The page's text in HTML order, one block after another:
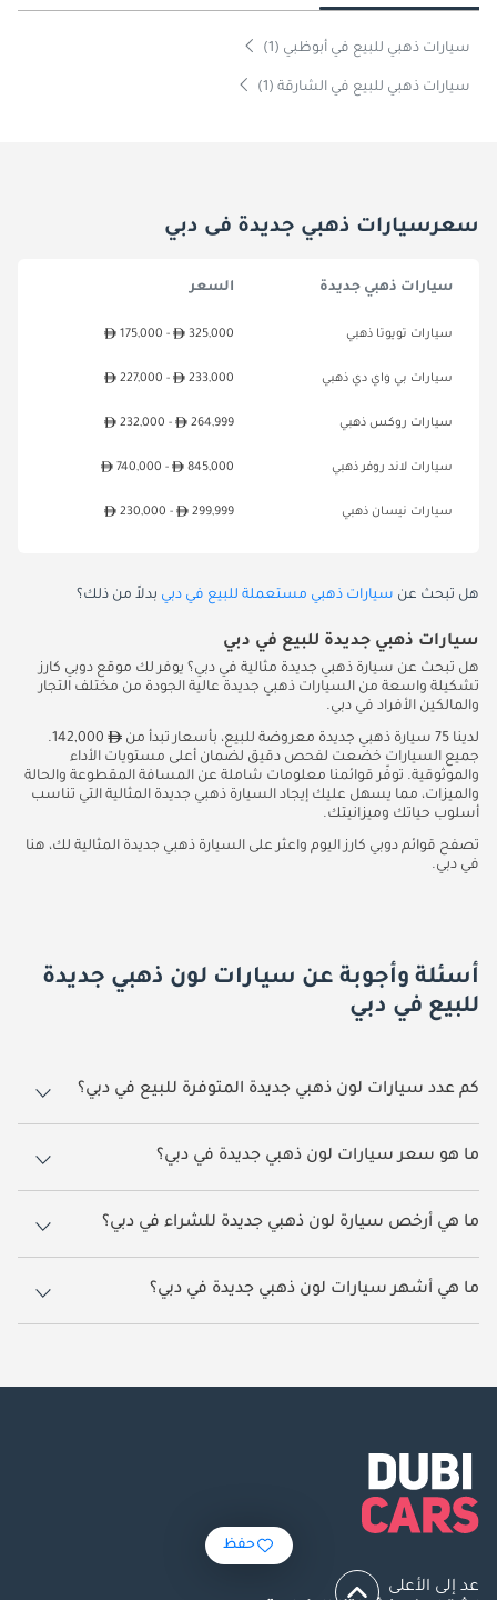
سيارات ذهبي للبيع في أبوظبي (1)
سيارات ذهبي للبيع في الشارقة (1)
سعرسيارات ذهبي جديدة فى دبي
سيارات ذهبي جديدة السعر
سيارات تويوتا ذهبي 175,000 - 325,000
سيارات بي واي دي ذهبي 227,000 - 233,000
سيارات روكس ذهبي 232,000 - 264,999
سيارات لاند روفر ذهبي 740,000 - 845,000
سيارات نيسان ذهبي 230,000 - 299,999
هل تبحث عن سيارات ذهبي مستعملة للبيع في دبي بدلاً من ذلك؟
سيارات ذهبي جديدة للبيع في دبي
هل تبحث عن سيارة ذهبي جديدة مثالية في دبي؟ يوفر لك موقع دوبي كارز
تشكيلة واسعة من السيارات ذهبي جديدة عالية الجودة من مختلف التجار
والمالكين الأفراد في دبي.
لدينا 75 سيارة ذهبي جديدة معروضة للبيع، بأسعار تبدأ من
142,000.
جميع السيارات خضعت لفحص دقيق لضمان أعلى مستويات الأداء
والموثوقية. توفّر قوائمنا معلومات شاملة عن المسافة المقطوعة والحالة
والميزات، مما يسهل عليك إيجاد السيارة ذهبي جديدة المثالية التي تناسب
أسلوب حياتك وميزانيتك.
تصفح قوائم دوبي كارز اليوم واعثر على السيارة ذهبي جديدة المثالية لك، هنا
في دبي.
أسئلة وأجوبة عن سيارات لون ذهبي جديدة
للبيع في دبي
كم عدد سيارات لون ذهبي جديدة المتوفرة للبيع في دبي؟
هناك 75 سيارة لون ذهبي جديدة متاحة للبيع في دبي.
ما هو سعر سيارات لون ذهبي جديدة في دبي؟
يبدأ سعر سيارات لون ذهبي في دبي من 142,000.
​​ما هي أرخص سيارة لون ذهبي جديدة للشراء في دبي؟
أرخص سيارة لون ذهبي بناءً على القوائم المتاحة حالياً هي سوزوكي دزاير.
ما هي أشهر سيارات لون ذهبي جديدة في دبي؟
أشهر سيارات لون ذهبي المتوفرة للبيع في دبي هي تويوتا برادو, بي واي دي
حفظ
عد إلى الأعلى